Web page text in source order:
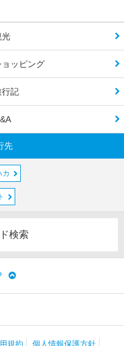
光
ョッピング
行記
先
カ
検索
規約 個人情報保護方針